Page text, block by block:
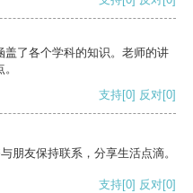
了各个学科的知识。老师的讲
支持[0] 反对[0]
朋友保持联系，分享生活点滴。
支持[0] 反对[0]